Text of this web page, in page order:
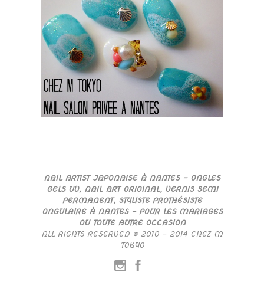
NAIL ARTIST JAPONAISE À NANTES – ONGLES
GELS UV, NAIL ART ORIGINAL, VERNIS SEMI
PERMANENT, STYLISTE PROTHÉSISTE
ONGULAIRE À NANTES – POUR LES MARIAGES
OU TOUTE AUTRE OCCASION
ALL RIGHTS RESERVED © 2010 – 2014 CHEZ M
TOKYO